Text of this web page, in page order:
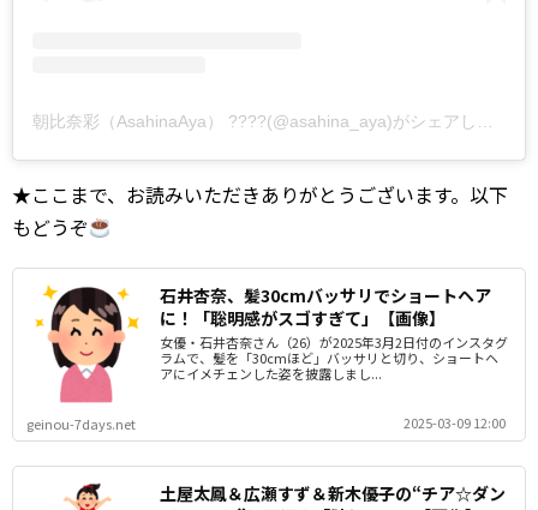
朝比奈彩（AsahinaAya） ????(@asahina_aya)がシェアした投稿
★ここまで、お読みいただきありがとうございます。以下
もどうぞ
石井杏奈、髪30cmバッサリでショートヘア
に！「聡明感がスゴすぎて」【画像】
女優・石井杏奈さん（26）が2025年3月2日付のインスタグ
ラムで、髪を「30cmほど」バッサリと切り、ショートヘ
アにイメチェンした姿を披露しまし...
geinou-7days.net 2025-03-09 12:00
土屋太鳳＆広瀬すず＆新木優子の“チア☆ダン